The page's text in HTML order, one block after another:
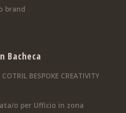
brand
Bacheca
BESPOKE CREATIVITY
o per Ufficio in zona